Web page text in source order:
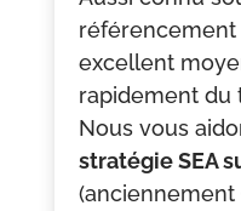
référencement
excellent
rapidement du
Nous vous
stratégie SEA
(anciennement